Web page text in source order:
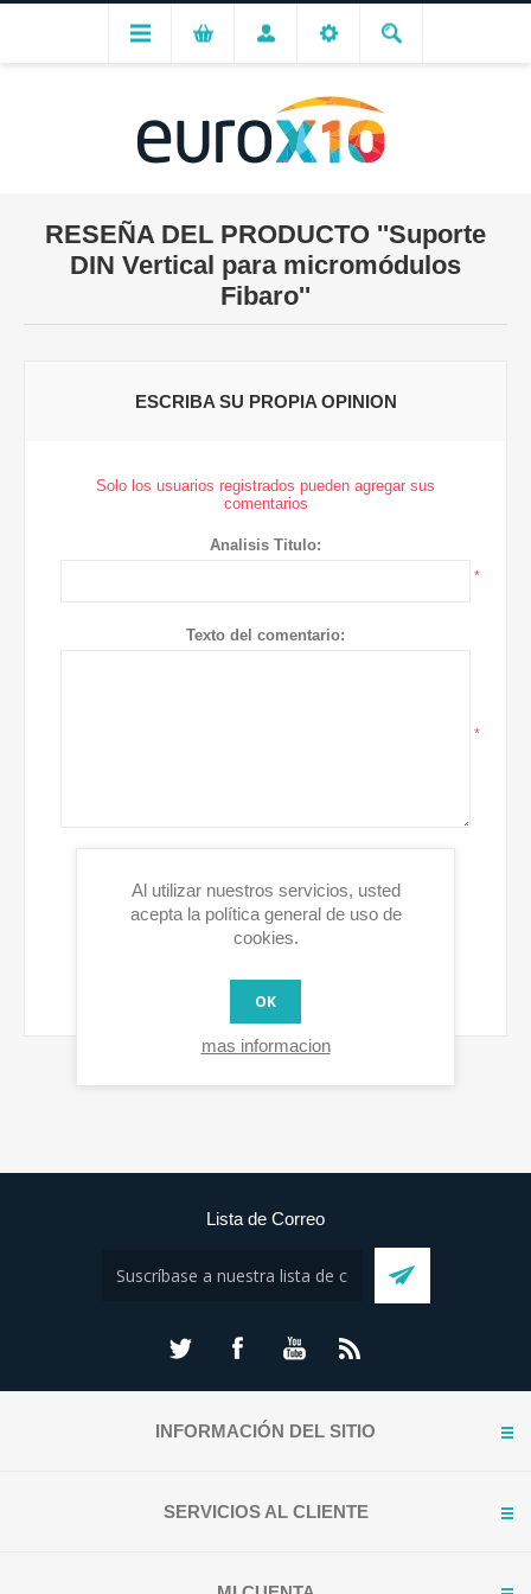
RESEÑA DEL PRODUCTO
Suporte
DIN Vertical para micromódulos
Fibaro
ESCRIBA SU PROPIA OPINION
Solo los usuarios registrados pueden agregar sus
comentarios
Analisis Titulo:
*
Texto del comentario:
*
Malo Excelente
Lista de Correo
INFORMACIÓN DEL SITIO
SERVICIOS AL CLIENTE
Al utilizar nuestros servicios, usted
acepta la política general de uso de
cookies.
OK
mas informacion